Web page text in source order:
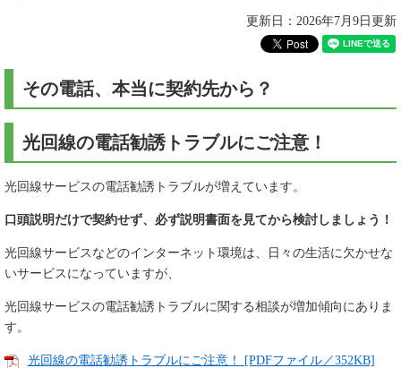
更新日：2026年7月9日更新
その電話、本当に契約先から？
光回線の電話勧誘トラブルにご注意！
光回線サービスの電話勧誘トラブルが増えています。
口頭説明だけで契約せず、必ず説明書面を見てから検討しましょう！
光回線サービスなどのインターネット環境は、日々の生活に欠かせな
いサービスになっていますが、
光回線サービスの電話勧誘トラブルに関する相談が増加傾向にありま
す。
光回線の電話勧誘トラブルにご注意！ [PDFファイル／352KB]